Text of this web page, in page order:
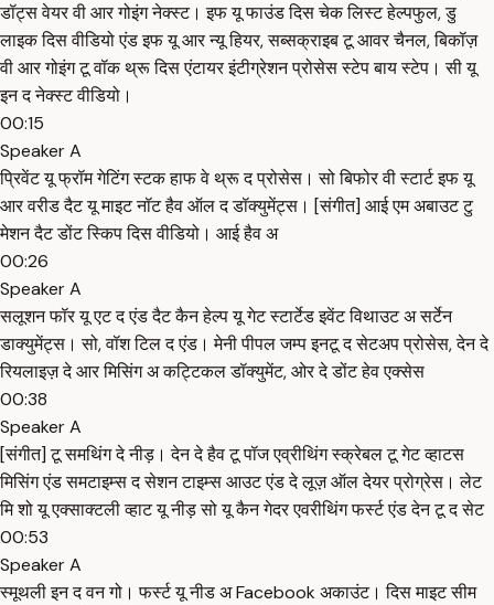
डॉट्स वेयर वी आर गोइंग नेक्स्ट। इफ यू फाउंड दिस चेक लिस्ट हेल्पफुल, डु
लाइक दिस वीडियो एंड इफ यू आर न्यू हियर, सब्सक्राइब टू आवर चैनल, बिकॉज़
वी आर गोइंग टू वॉक थ्रू दिस एंटायर इंटीग्रेशन प्रोसेस स्टेप बाय स्टेप। सी यू
इन द नेक्स्ट वीडियो।
00:15
Speaker A
प्रिवेंट यू फ्रॉम गेटिंग स्टक हाफ वे थ्रू द प्रोसेस। सो बिफोर वी स्टार्ट इफ यू
आर वरीड दैट यू माइट नॉट हैव ऑल द डॉक्युमेंट्स। [संगीत] आई एम अबाउट टु
मेशन दैट डोंट स्किप दिस वीडियो। आई हैव अ
00:26
Speaker A
सलूशन फॉर यू एट द एंड दैट कैन हेल्प यू गेट स्टार्टेड इवेंट विथाउट अ सर्टेन
डाक्युमेंट्स। सो, वॉश टिल द एंड। मेनी पीपल जम्प इनटू द सेटअप प्रोसेस, देन दे
रियलाइज़ दे आर मिसिंग अ कट्टिकल डॉक्युमेंट, ओर दे डोंट हेव एक्सेस
00:38
Speaker A
[संगीत] टू समथिंग दे नीड़। देन दे हैव टू पॉज एव्रीथिंग स्क्रेबल टू गेट व्हाटस
मिसिंग एंड समटाइम्स द सेशन टाइम्स आउट एंड दे लूज़ ऑल देयर प्रोग्रेस। लेट
मि शो यू एक्साक्टली व्हाट यू नीड़ सो यू कैन गेदर एवरीथिंग फर्स्ट एंड देन टू द सेट
00:53
Speaker A
स्मूथली इन द वन गो। फर्स्ट यू नीड अ Facebook अकाउंट। दिस माइट सीम